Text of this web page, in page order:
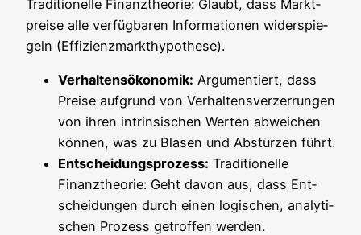
Tra­di­tio­nel­le Finanz­theo­rie: Glaubt, dass Markt­
prei­se alle ver­füg­ba­ren Infor­ma­tio­nen wider­spie­
geln (Effi­zi­enz­mark­t­hy­po­the­se).
Ver­hal­tens­öko­no­mik: Argu­men­tiert, dass
Prei­se auf­grund von Ver­hal­tens­ver­zer­run­gen
von ihren intrin­si­schen Wer­ten abwei­chen
kön­nen, was zu Bla­sen und Abstür­zen führt.
Ent­schei­dungs­pro­zess: Tra­di­tio­nel­le
Finanz­theo­rie: Geht davon aus, dass Ent­
schei­dun­gen durch einen logi­schen, ana­ly­ti­
schen Pro­zess getrof­fen werden.